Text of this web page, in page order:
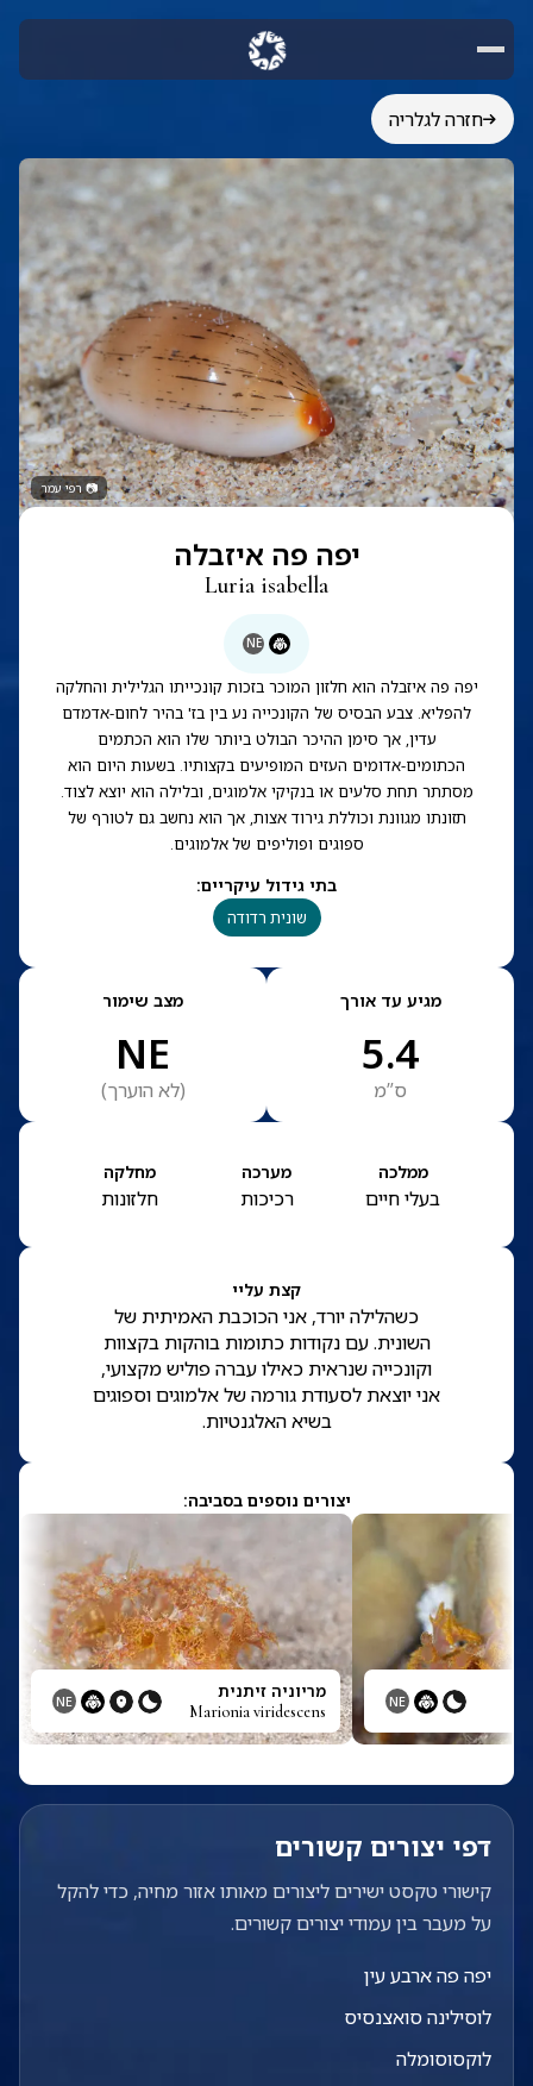
חזרה לגלריה
📷רפי עמר
יפה פה איזבלה
Luria isabella
NE
יפה פה איזבלה הוא חלזון המוכר בזכות קונכייתו הגלילית והחלקה
להפליא. צבע הבסיס של הקונכייה נע בין בז' בהיר לחום-אדמדם
עדין, אך סימן ההיכר הבולט ביותר שלו הוא הכתמים
הכתומים-אדומים העזים המופיעים בקצותיו. בשעות היום הוא
מסתתר תחת סלעים או בנקיקי אלמוגים, ובלילה הוא יוצא לצוד.
תזונתו מגוונת וכוללת גירוד אצות, אך הוא נחשב גם לטורף של
ספוגים ופוליפים של אלמוגים.
בתי גידול עיקריים:
שונית רדודה
מגיע עד אורך
5.4
ס”מ
מצב שימור
NE
(לא הוערך)
ממלכה
בעלי חיים
מערכה
רכיכות
מחלקה
חלזונות
קצת עליי
כשהלילה יורד, אני הכוכבת האמיתית של
השונית. עם נקודות כתומות בוהקות בקצוות
וקונכייה שנראית כאילו עברה פוליש מקצועי,
אני יוצאת לסעודת גורמה של אלמוגים וספוגים
בשיא האלגנטיות.
יצורים נוספים בסביבה:
NE מריוניה זיתנית
Marionia viridescens
NE
דפי יצורים קשורים
קישורי טקסט ישירים ליצורים מאותו אזור מחיה, כדי להקל
על מעבר בין עמודי יצורים קשורים.
יפה פה ארבע עין
לוסילינה סואצנסיס
לוקסוסומלה